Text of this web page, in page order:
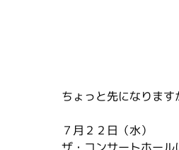
ちょっと先になります
７月２２日（水）